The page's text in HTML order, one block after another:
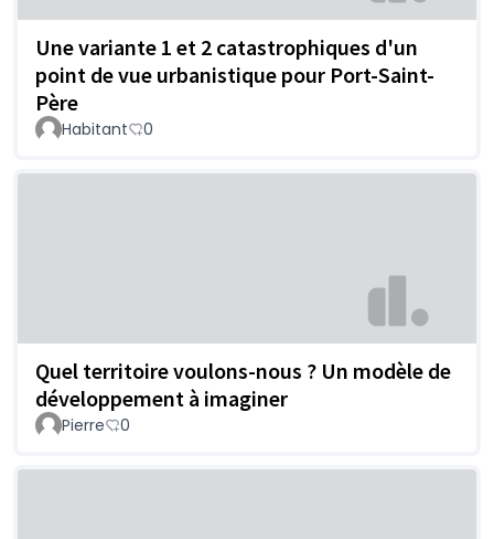
Une variante 1 et 2 catastrophiques d'un
point de vue urbanistique pour Port-Saint-
Père
Habitant 0
Quel territoire voulons-nous ? Un modèle de
développement à imaginer
Pierre 0